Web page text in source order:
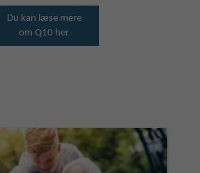
Du kan læse mere
om Q10 her